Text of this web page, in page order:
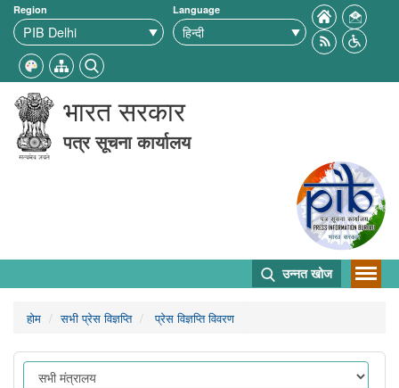
Region Language
भारत सरकार
पत्र सूचना कार्यालय
उन्नत खोज
होम सभी प्रेस विज्ञप्ति प्रेस विज्ञप्ति विवरण